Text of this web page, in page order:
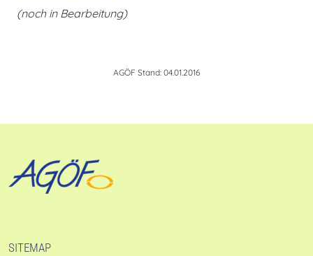
(noch in Bearbeitung)
AGÖF Stand: 04.01.2016
SITEMAP